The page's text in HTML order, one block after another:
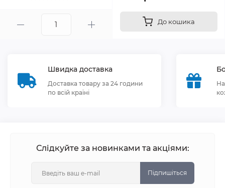
До кошика
Швидка доставка
Доставка товару за 24 години
по всій країні
Слідкуйте за новинками та акціями:
Підпишіться